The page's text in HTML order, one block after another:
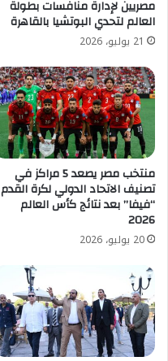
مصريين لإدارة منافسات بطولة
العالم لتحدي البوتشيا بالقاهرة
21 يوليو، 2026
منتخب مصر يصعد 5 مراكز في
تصنيف الاتحاد الدولي لكرة القدم
“فيفا” بعد نتائج كأس العالم
2026
20 يوليو، 2026